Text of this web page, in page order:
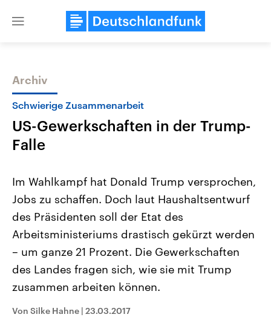
Close
Themen
Landtagswahl Sachsen-Anhalt
2026
Alle Informationen
Sachsen-Anhalt wählt am 6.
September 2026 einen neuen
Landtag. Seit 2021 wird das
Bundesland von einer Koalition aus
CDU, SPD und FDP regiert.-
Umfragen, Prognosen,
und Hintergründe zu den Parteien
und Kandidaten der anstehenden
USA
Aktuelle Beiträge,
Hintergründe
Wirtschaftlich und
gehören die Vereinigten
den mächtigsten Ländern
mit großem Einfluss auf
aktuelle Weltgeschehen.
Sendungen Programm
Archiv
Schwierige Zusammenarbeit
US-Gewerkschaften in der Trump-
Falle
Im Wahlkampf hat Donald Trump versprochen,
Jobs zu schaffen. Doch laut Haushaltsentwurf
des Präsidenten soll der Etat des
Arbeitsministeriums drastisch gekürzt werden
– um ganze 21 Prozent. Die Gewerkschaften
des Landes fragen sich, wie sie mit Trump
zusammen arbeiten können.
Von Silke Hahne | 23.03.2017